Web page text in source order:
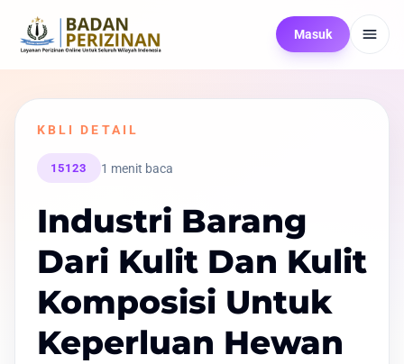
Masuk
KBLI DETAIL
15123 1 menit baca
Industri Barang
Dari Kulit Dan Kulit
Komposisi Untuk
Keperluan Hewan